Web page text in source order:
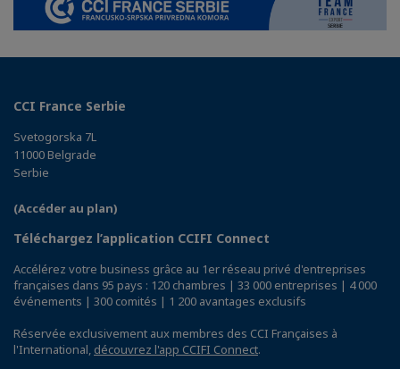
CCI France Serbie
Svetogorska 7L
11000 Belgrade
Serbie
(Accéder au plan)
Téléchargez l’application CCIFI Connect
Accélérez votre business grâce au 1er réseau privé d'entreprises
françaises dans 95 pays : 120 chambres | 33 000 entreprises | 4 000
événements | 300 comités | 1 200 avantages exclusifs
Réservée exclusivement aux membres des CCI Françaises à
l'International, découvrez l'app CCIFI Connect.